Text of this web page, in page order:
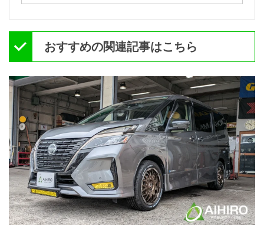
おすすめの関連記事はこちら